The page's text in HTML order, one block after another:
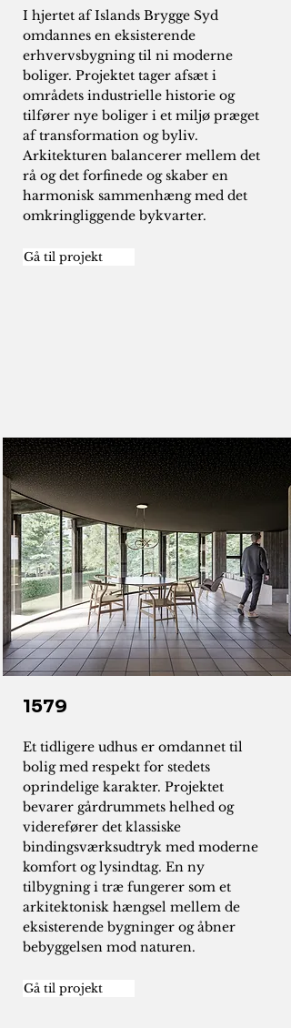
I hjertet af Islands Brygge Syd
omdannes en eksisterende
erhvervsbygning til ni moderne
boliger. Projektet tager afsæt i
områdets industrielle historie og
tilfører nye boliger i et miljø præget
af transformation og byliv.
Arkitekturen balancerer mellem det
rå og det forfinede og skaber en
harmonisk sammenhæng med det
omkringliggende bykvarter.
Gå til projekt
1579
Et tidligere udhus er omdannet til
bolig med respekt for stedets
oprindelige karakter. Projektet
bevarer gårdrummets helhed og
viderefører det klassiske
bindingsværksudtryk med moderne
komfort og lysindtag. En ny
tilbygning i træ fungerer som et
arkitektonisk hængsel mellem de
eksisterende bygninger og åbner
bebyggelsen mod naturen.
Gå til projekt